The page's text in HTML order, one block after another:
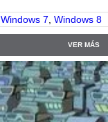
Windows 7, Windows 8
VER MÁS